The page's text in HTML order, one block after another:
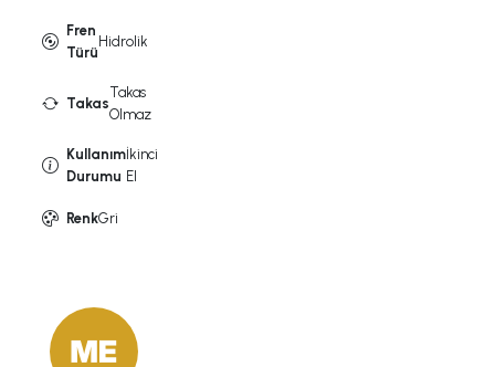
Fren
Türü
Hidrolik
Takas
Takas
Olmaz
Kullanım
Durumu
İkinci
El
RenkGri